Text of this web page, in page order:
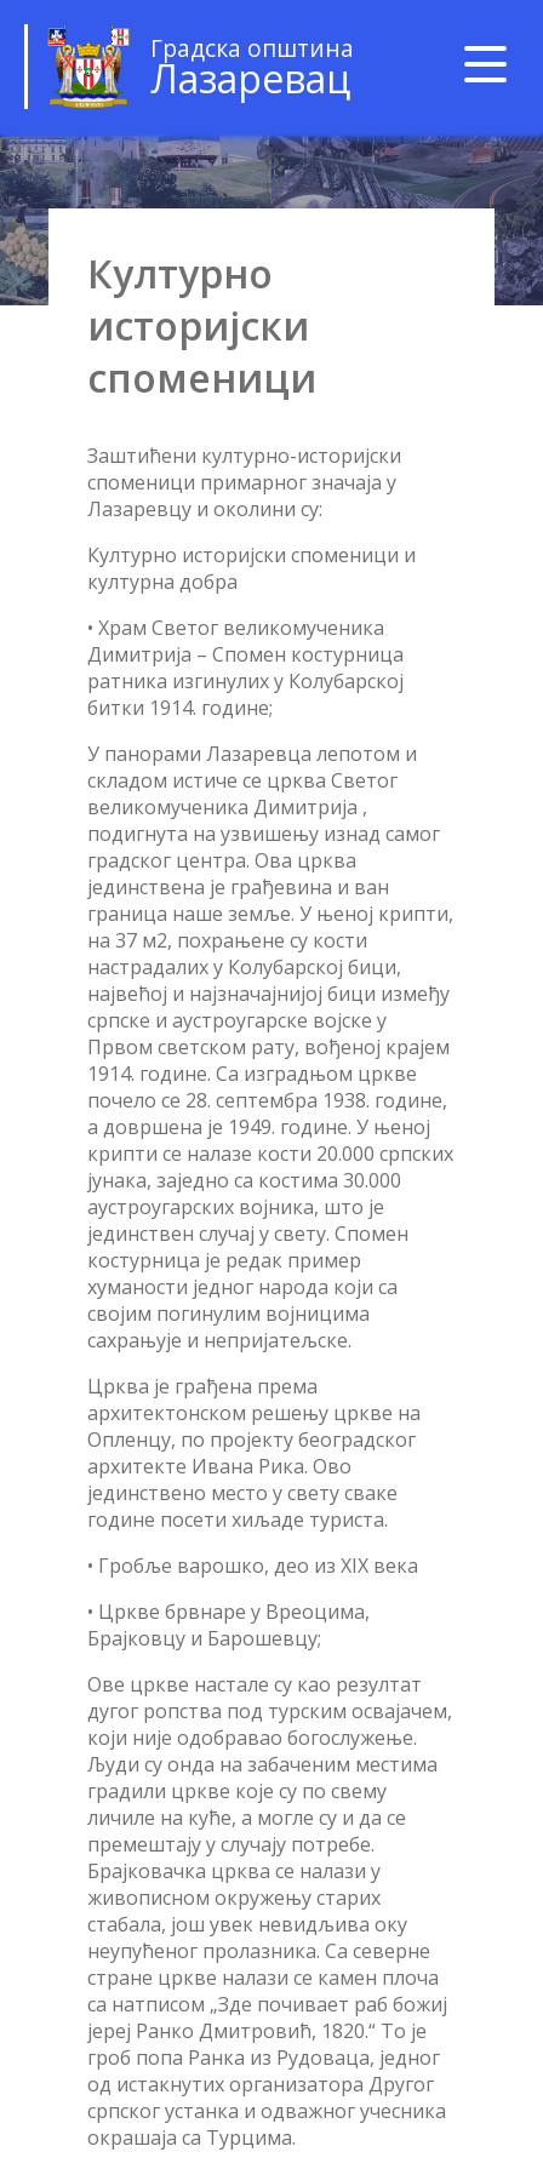
Градска општина
Лазаревац
Културно
историјски
споменици
Заштићени културно-историјски
споменици примарног значаја у
Лазаревцу и околини су:
Културно историјски споменици и
културна добра
• Храм Светог великомученика
Димитрија – Спомен костурница
ратника изгинулих у Колубарској
битки 1914. године;
У панорами Лазаревца лепотом и
складом истиче се црква Светог
великомученика Димитрија ,
подигнута на узвишењу изнад самог
градског центра. Ова црква
јединствена је грађевина и ван
граница наше земље. У њеној крипти,
на 37 м2, похрањене су кости
настрадалих у Колубарској бици,
највећој и најзначајнијој бици између
српске и аустроугарске војске у
Првом светском рату, вођеној крајем
1914. године. Са изградњом цркве
почело се 28. септембра 1938. године,
а довршена је 1949. године. У њеној
крипти се налазе кости 20.000 српских
јунака, заједно са костима 30.000
аустроугарских војника, што је
јединствен случај у свету. Спомен
костурница је редак пример
хуманости једног народа који са
својим погинулим војницима
сахрањује и непријатељске.
Црква је грађена према
архитектонском решењу цркве на
Опленцу, по пројекту београдског
архитекте Ивана Рика. Ово
јединствено место у свету сваке
године посети хиљаде туриста.
• Гробље варошко, део из XIX века
• Цркве брвнаре у Вреоцима,
Брајковцу и Барошевцу;
Ове цркве настале су као резултат
дугог ропства под турским освајачем,
који није одобравао богослужење.
Људи су онда на забаченим местима
градили цркве које су по свему
личиле на куће, а могле су и да се
премештају у случају потребе.
Брајковачка црква се налази у
живописном окружењу старих
стабала, још увек невидљива оку
неупућеног пролазника. Са северне
стране цркве налази се камен плоча
са натписом „Зде почивает раб божиј
јереј Ранко Дмитровић, 1820.“ То је
гроб попа Ранка из Рудоваца, једног
од истакнутих организатора Другог
српског устанка и одважног учесника
окрашаја са Турцима.